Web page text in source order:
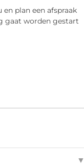
plan een afspraak
gaat worden gestart
▼